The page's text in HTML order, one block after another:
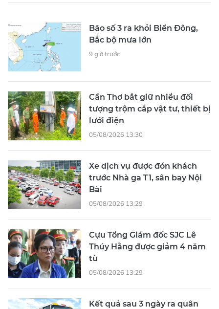
Bão số 3 ra khỏi Biển Đông,
Bắc bộ mưa lớn
9 giờ trước
Cần Thơ bắt giữ nhiều đối
tượng trộm cắp vật tư, thiết bị
lưới điện
05/08/2026 13:30
Xe dịch vụ được đón khách
trước Nhà ga T1, sân bay Nội
Bài
05/08/2026 13:29
Cựu Tổng Giám đốc SJC Lê
Thúy Hằng được giảm 4 năm
tù
05/08/2026 13:29
Kết quả sau 3 ngày ra quân